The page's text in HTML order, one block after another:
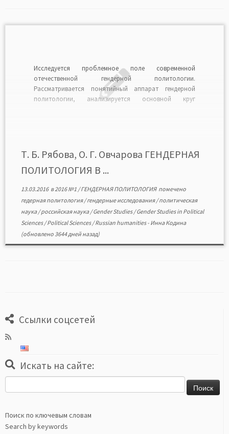
Исследуется проблемное поле современной
отечественной гендерной политологии.
Рассматривается понятийный аппарат гендерной
политологии, анализируется основной круг
относят гендерную специфику политического
участия в России и за рубе-жом, гендерные
особенности […]
Т. Б. Рябова, О. Г. Овчарова ГЕНДЕРНАЯ
ПОЛИТОЛОГИЯ В ...
13.03.2016в2016 №1 /ГЕНДЕРНАЯ ПОЛИТОЛОГИЯ помечено
гедерная политология/гендерные исследования/политическая
наука/российская наука/Gender Studies/Gender Studies in Political
Sciences/Political Sciences/Russian humanities- Инна Кодина
(обновлено 3644 дней назад)
Ссылки соцсетей
Искать на сайте:
Поиск по ключевым словам
Search by keywords